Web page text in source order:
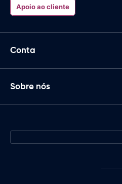
Apoio ao cliente
Conta
Sobre nós